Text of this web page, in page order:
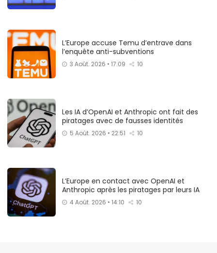
L’Europe accuse Temu d’entrave dans
l’enquête anti-subventions
3 Août. 2026 • 17:09 10
Les IA d’OpenAI et Anthropic ont fait des
piratages avec de fausses identités
5 Août. 2026 • 22:51 10
L’Europe en contact avec OpenAI et
Anthropic après les piratages par leurs IA
4 Août. 2026 • 14:10 10